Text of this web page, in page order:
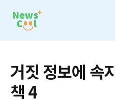
거짓 정보에 속
책 4